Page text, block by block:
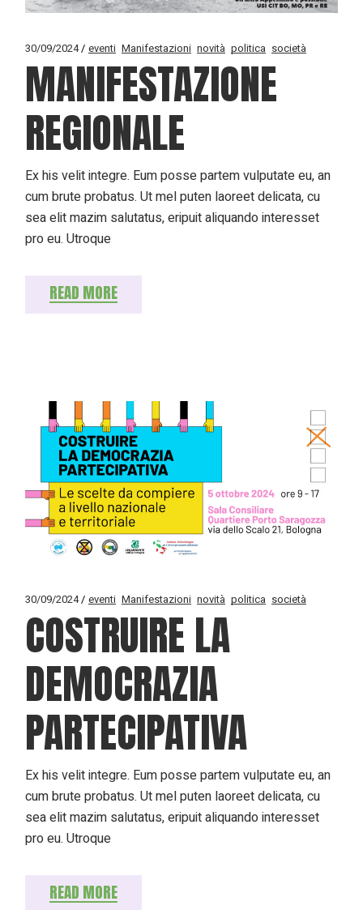
30/09/2024 eventi Manifestazioni novità politica società
MANIFESTAZIONE
REGIONALE
Ex his velit integre. Eum posse partem vulputate eu, an
cum brute probatus. Ut mel puten laoreet delicata, cu
sea elit mazim salutatus, eripuit aliquando interesset
pro eu. Utroque
READ MORE
30/09/2024 eventi Manifestazioni novità politica società
COSTRUIRE LA
DEMOCRAZIA
PARTECIPATIVA
Ex his velit integre. Eum posse partem vulputate eu, an
cum brute probatus. Ut mel puten laoreet delicata, cu
sea elit mazim salutatus, eripuit aliquando interesset
pro eu. Utroque
READ MORE